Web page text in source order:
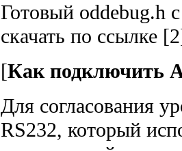
Готовый oddebug.h
скачать по ссылке
[Как подключить
Для согласования
RS232, который